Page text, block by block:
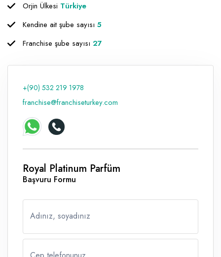
Mobilya Dekorasyon
Proje - İnşaat ve Tesisat
Raf ve Depo Sistemleri
Reklam - Tanıtım - PR ve İnternet
Seyahat - Rent A Car
Tabela - Dijital Baskı
Orjin Ülkesi Türkiye
Kendine ait şube sayısı 5
Franchise şube sayısı 27
+(90) 532 219 1978
franchise@franchiseturkey.com
Royal Platinum Parfüm
Başvuru Formu
Adınız, soyadınız